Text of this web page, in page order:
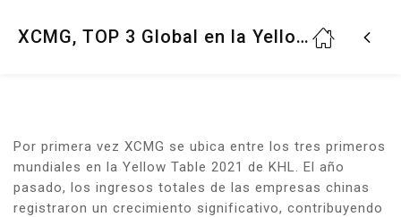
XCMG, TOP 3 Global en la Yellow Table 2021 de KHL.
Por primera vez XCMG se ubica entre los tres primeros
mundiales en la Yellow Table 2021 de KHL. El año
pasado, los ingresos totales de las empresas chinas
registraron un crecimiento significativo, contribuyendo